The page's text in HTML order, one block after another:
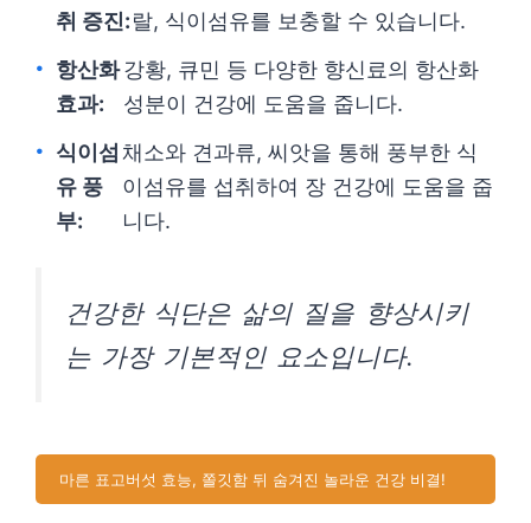
취 증진:랄, 식이섬유를 보충할 수 있습니다.
항산화
효과:
강황, 큐민 등 다양한 향신료의 항산화
성분이 건강에 도움을 줍니다.
식이섬
유 풍
부:
채소와 견과류, 씨앗을 통해 풍부한 식
이섬유를 섭취하여 장 건강에 도움을 줍
니다.
건강한 식단은 삶의 질을 향상시키
는 가장 기본적인 요소입니다.
마른 표고버섯 효능, 쫄깃함 뒤 숨겨진 놀라운 건강 비결!